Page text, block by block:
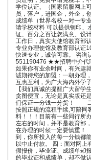
学位认证。（国家留服网上
员，落户，进国企，外企，
成绩单（世界名校一对一专
请学校材料 可以提供钢印、
证、百分之百让您满意、设
工作日，真实大使馆教育部
专业办理使馆及教育部认证
快速专业，诚信可靠。 咨询
551190476 ★★招聘中介代
如果你有业余时间，有兴趣
诚期待您的加盟：一朝办理
互惠互利，为广大海内外学
【我们真诚的提醒广大留
贪图便宜，无论是真实版还
们保证一分钱一分货！ 二.
按照正规的流程手续,可陪同
料！！！目前有一些同行所
左右的时间，并不是教育部
在办理的时候一定要慎重！
到，你所投入的每一分钱都
以中止付款。 四：面对网上
假报价，毕业证、成绩单却
的毕业证和成绩单，却不做